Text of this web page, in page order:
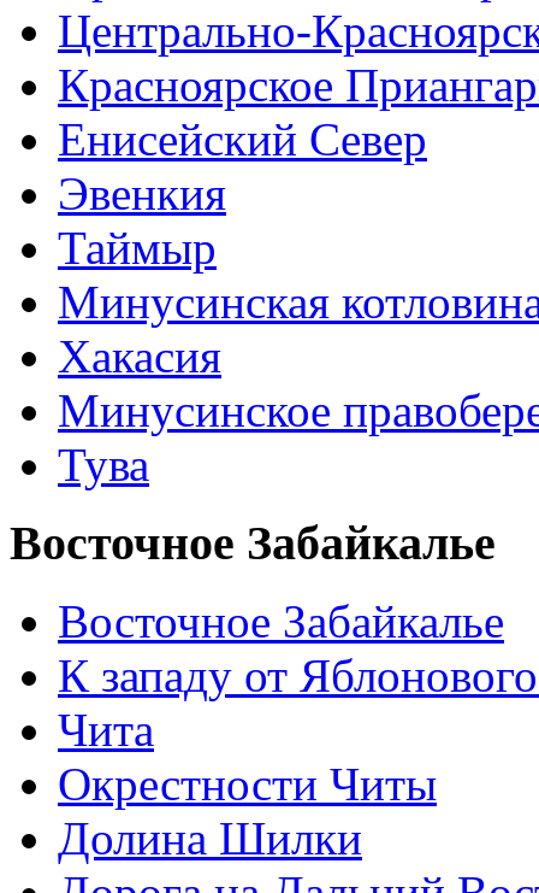
Центрально-
Красноярское
Енисейский Север
Эвенкия
Таймыр
Минусинская
Хакасия
Минусинское
Тува
Восточное Забайкалье
Восточное Забайкалье
К западу от
Чита
Окрестности Читы
Долина Шилки